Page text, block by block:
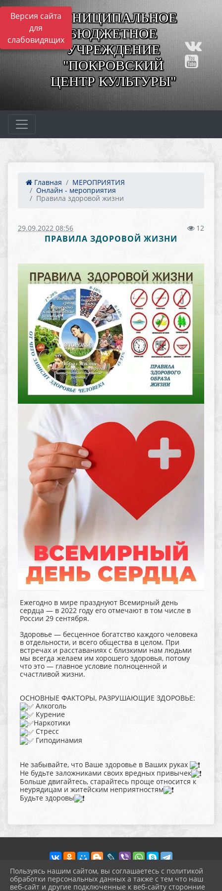
Версия сайта
для
слабовидящих
МУНИЦИПАЛЬНОЕ
БЮДЖЕТНОЕ
УЧРЕЖДЕНИЕ
"ПОКРОВСКИЙ
ЦЕНТР КУЛЬТУРЫ"
Главная
МЕРОПРИЯТИЯ
Онлайн - мероприятия
Правила здоровой жизни
29.09.2022 08:56 12
ПРАВИЛА ЗДОРОВОЙ ЖИЗНИ
Ежегодно в мире празднуют Всемирный день
сердца — в 2022 году его отмечают в том числе в
России 29 сентября.
Здоровье — бесценное богатство каждого человека
в отдельности, и всего общества в целом. При
встречах и расставаниях с близкими нам людьми
мы всегда желаем им хорошего здоровья, потому
что это — главное условие полноценной и
счастливой жизни.
ОСНОВНЫЕ ФАКТОРЫ, РАЗРУШАЮЩИЕ ЗДОРОВЬЕ:
Алкоголь
Курение
Наркотики
Стресс
Гиподинамия
Не забывайте, что Ваше здоровье в Ваших руках
Не будьте заложниками своих вредных привычек
Больше двигайтесь, старайтесь проще относится к
неурядицам и житейским неприятностям
Будьте здоровы
Пользуясь нашим сайтом, вы соглашаетесь с политикой
обработки персональных данных а также с тем что наш
веб-сайт и другие подключенные к веб-сайту сторонние